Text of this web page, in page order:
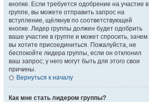
кнопке. Если требуется одобрение на участие в
группе, вы можете отправить запрос на
вступление, щёлкнув по соответствующей
кнопке. Лидер группы должен будет одобрить
ваше участие в группе и может спросить, зачем
вы хотите присоединиться. Пожалуйста, не
беспокойте лидера группы, если он отклонил
ваш запрос; у него могут быть для этого свои
причины.
Вернуться к началу
Как мне стать лидером группы?